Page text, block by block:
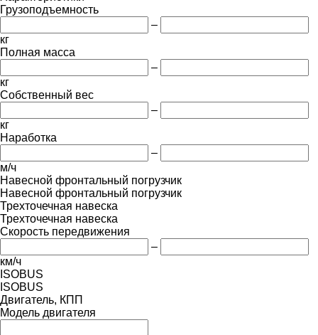
Грузоподъемность
–
кг
Полная масса
–
кг
Собственный вес
–
кг
Наработка
–
м/ч
Навесной фронтальный погрузчик
Навесной фронтальный погрузчик
Трехточечная навеска
Трехточечная навеска
Скорость передвижения
–
км/ч
ISOBUS
ISOBUS
Двигатель, КПП
Модель двигателя